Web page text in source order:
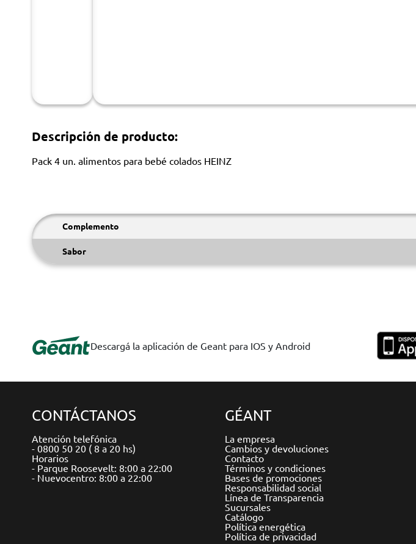
Descripción de producto:
Pack 4 un. alimentos para bebé colados HEINZ
Complemento
Sabor
Descargá la aplicación de Geant para IOS y Android
CONTÁCTANOS
Atención telefónica
- 0800 50 20 ( 8 a 20 hs)
Horarios
- Parque Roosevelt: 8:00 a 22:00
- Nuevocentro: 8:00 a 22:00
GÉANT
La empresa
Cambios y devoluciones
Contacto
Términos y condiciones
Bases de promociones
Responsabilidad social
Línea de Transparencia
Sucursales
Catálogo
Política energética
Política de privacidad